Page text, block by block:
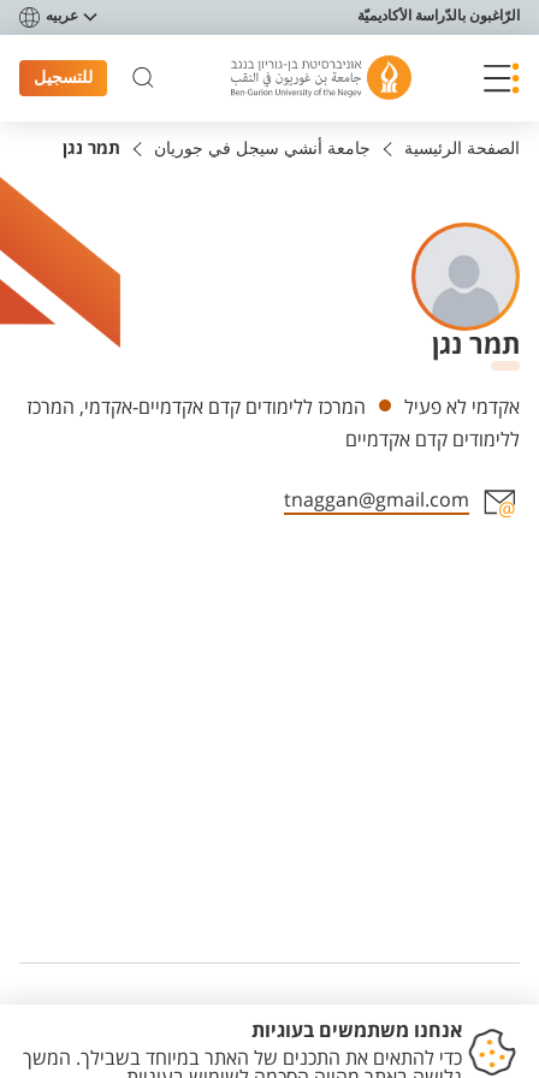
תפריט נגישות
الرّاغبون بالدّراسة الأكاديميّة عربيه
للتسجيل
الصفحة الرئيسية جامعة أنشي سيجل في جوريان תמר נגן
תמר נגן
Departments
אקדמי לא פעיל
המרכז ללימודים קדם אקדמיים-אקדמי, המרכז
ללימודים קדם אקדמיים
tnaggan@gmail.com